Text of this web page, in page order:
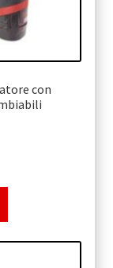
con